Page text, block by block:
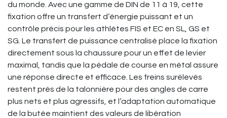
du monde. Avec une gamme de DIN de 11 à 19, cette
fixation offre un transfert d’énergie puissant et un
contrôle précis pour les athlètes FIS et EC en SL, GS et
SG. Le transfert de puissance centralisé place la fixation
directement sous la chaussure pour un effet de levier
maximal, tandis que la pédale de course en métal assure
une réponse directe et efficace. Les freins surélevés
restent près de la talonnière pour des angles de carre
plus nets et plus agressifs, et l’adaptation automatique
de la butée maintient des valeurs de libération